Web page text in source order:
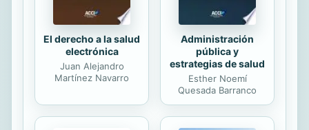
cumbre de...
El derecho a la salud
electrónica
Juan Alejandro
Martínez Navarro
Administración
pública y
estrategias de salud
Esther Noemí
Quesada Barranco